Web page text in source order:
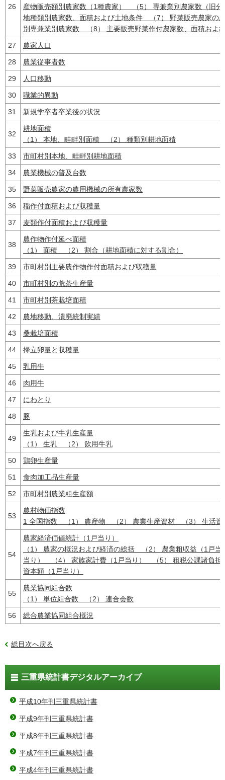
26
産物販売額別農家数（1種農家） （5） 専兼業別農家数（旧
地種類別農家数、面積および土地条件 （7） 野菜販売農家の
別専兼業別農家数 （8） 主要販売野菜作付農家数、面積およ
27 農家人口
28 農業従事者数
29 人口移動
30 職業的異動
31 新規学卒者卒業後の状況
32
耕地面積
（1） 本地、畦畔別面積 （2） 種類別耕地面積
33 市町村別本地、畦畔別耕地面積
34 農業機械の普及台数
35 野菜販売農家の農用機械の所有農家数
36 稲作付面積および収穫量
37 麦類作付面積および収穫量
38
農作物作付延べ面積
（1） 面積 （2） 割合（耕地面積に対する割合）
39 市町村別主要農作物作付面積および収穫量
40 市町村別の荒茶生産量
41 市町村別茶栽培面積
42 農地移動、潰廃統制実績
43 桑栽培面積
44 掃立卵量と収穫量
45 乳用牛
46 肉用牛
47 にわとり
48 豚
49
生乳および牛乳生産量
（1） 生乳 （2） 飲用牛乳
50 鶏卵生産量
51 食肉加工品生産量
52 市町村別農業粗生産額
53
農村物価指数
1 全国指数 （1） 農産物 （2） 農業生産資材 （3） 生活
54
農家経済価値統計（1戸当り）
（1） 農家の概況および経済の総括 （2） 農業粗収益（1戸
当り） （4） 家族家計費（1戸当り） （5） 租税公課諸負
資本額（1戸当り）
55
農業協同組合数
（1） 単位組合数 （2） 連合会数
56 総合農業協同組合概況
総目次へ戻る
三重県統計書デジタルアーカイブ
平成10年刊三重県統計書
平成9年刊三重県統計書
平成8年刊三重県統計書
平成7年刊三重県統計書
平成4年刊三重県統計書